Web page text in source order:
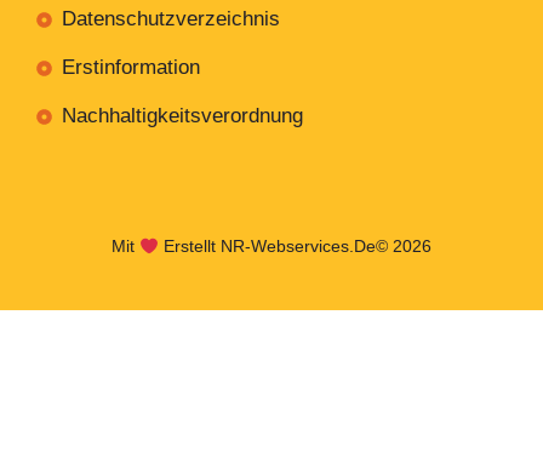
Datenschutzverzeichnis
Erstinformation
Nachhaltigkeitsverordnung
Mit Erstellt NR-Webservices.de© 2026